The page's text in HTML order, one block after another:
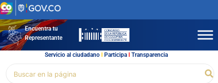
Ir
al
contenidoEncuentra tu
Representante
Servicio al ciudadano l Participal Transparencia
por: